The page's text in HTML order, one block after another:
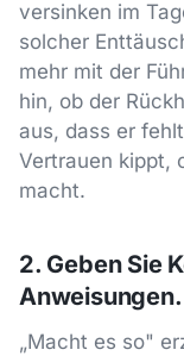
versinken im
solcher
mehr mit der
hin, ob der
aus, dass er
Vertrauen kippt,
macht.
2. Geben Sie
Anweisungen.
„Macht es so"